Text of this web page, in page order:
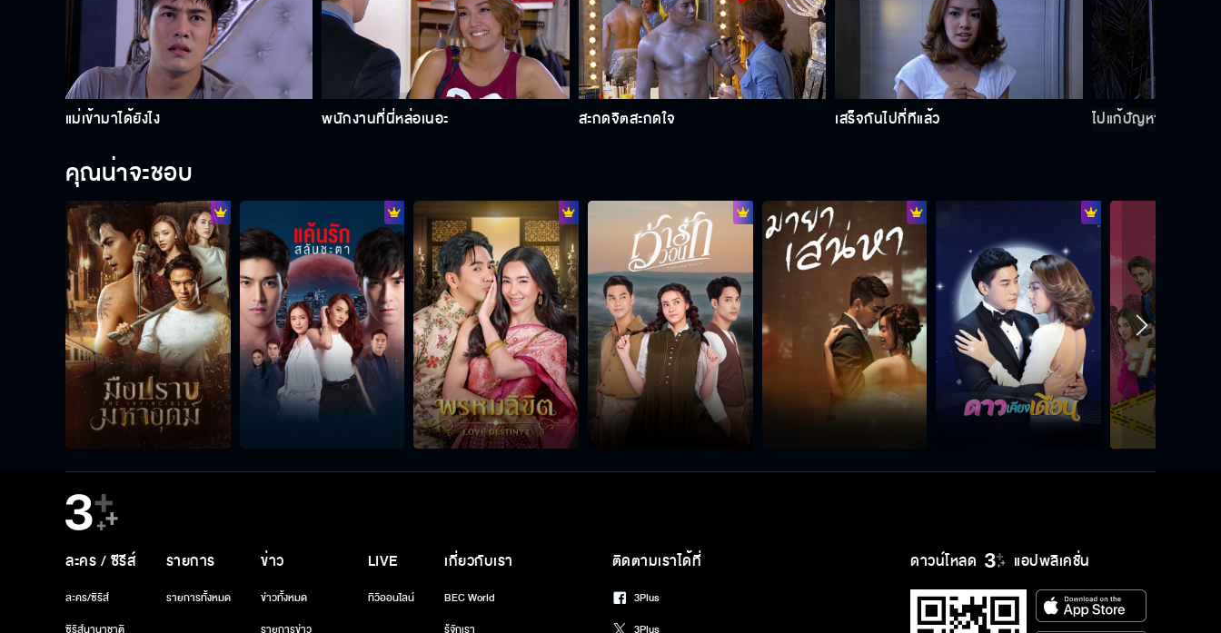
คุณยอมรับรักผมแล้วใช่ไหม
ทำไมต้องโกหก
ผมจะไม่แต่งงานกับคนที่ไม่ได้รัก
ผมดีใจที่ได้เจอคุณ
แม่เข้ามาได้ยังไง พนักงานที่นี่หล่อเนอะ สะกดจิตสะกดใจ เสร็จกันไปกี่ทีแล้ว ไปแก้ปัญหาเอาเอง
คุณน่าจะชอบ
ดาวน์โหลด แอปพลิเคชั่น
ละคร / ซีรีส์
ละคร/ซีรีส์
รายการ
รายการทั้งหมด
ข่าว
ข่าวทั้งหมด
LIVE
ทีวีออนไลน์
เกี่ยวกับเรา
BEC World
ติดตามเราได้ที่
3Plus